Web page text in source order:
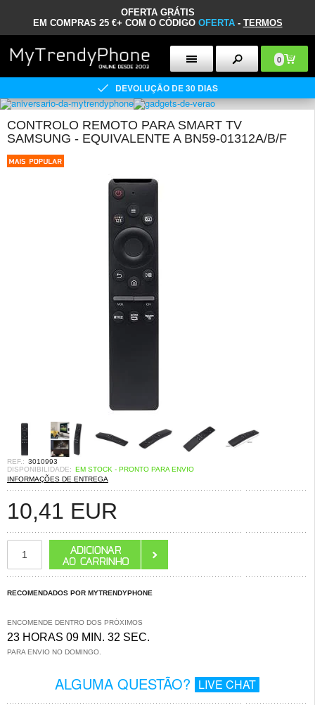
OFERTA GRÁTIS
EM COMPRAS 25 €+ COM O CÓDIGO OFERTA- TERMOS
0
DEVOLUÇÃO DE 30 DIAS
CONTROLO REMOTO PARA SMART TV
SAMSUNG - EQUIVALENTE A BN59-01312A/B/F
REF.: 3010993
DISPONIBILIDADE: EM STOCK - PRONTO PARA ENVIO
INFORMAÇÕES DE ENTREGA
10,41 EUR
RECOMENDADOS POR MYTRENDYPHONE
ENCOMENDE DENTRO DOS PRÓXIMOS
23 HORAS 09 MIN. 31 SEC.
PARA ENVIO NO DOMINGO.
ALGUMA QUESTÃO? LIVE CHAT